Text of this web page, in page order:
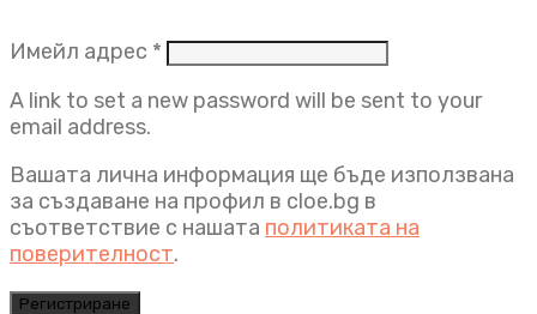
Имейл адрес * Задължително
A link to set a new password will be sent to your
email address.
Вашата лична информация ще бъде използвана
за създаване на профил в cloe.bg в
съответствие с нашата политиката на
поверителност.
Регистриране